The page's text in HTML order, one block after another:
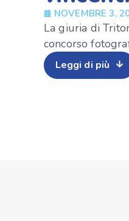
NOVEMBRE 3,
La giuria di
concorso
Leggi di più